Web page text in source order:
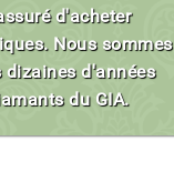
d'acheter
Nous sommes
d'années
du GIA.